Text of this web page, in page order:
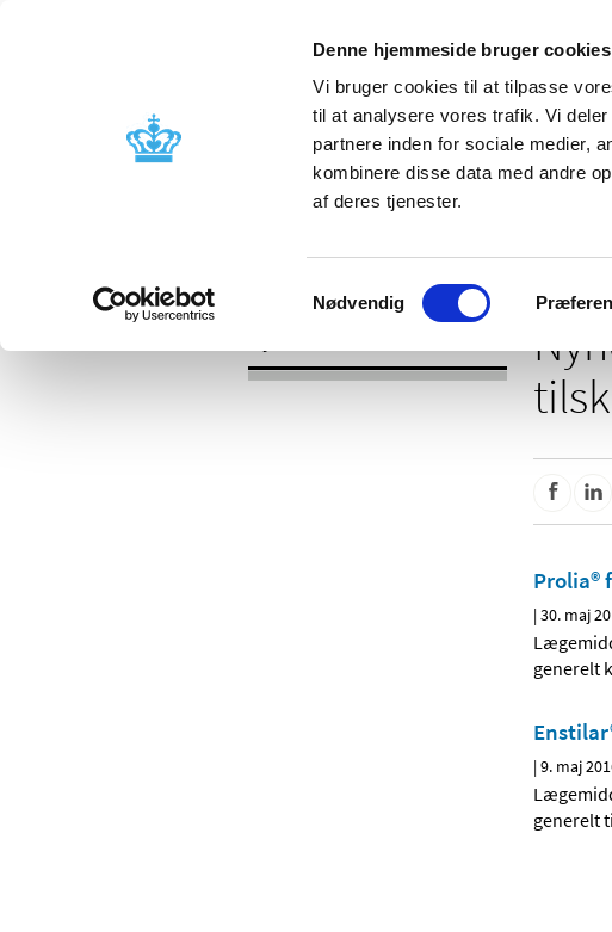
Denne hjemmeside bruger cookies
Vi bruger cookies til at tilpasse
til at analysere vores trafik. Vi
partnere inden for sociale medier,
kombinere disse data med andre
af deres tjenester.
Samtykkevalg
Nødvendig
Godkendelse og
Bivirkninger og
produktinformation
Prolia®
|30. maj
generelt
|9. maj
generelt